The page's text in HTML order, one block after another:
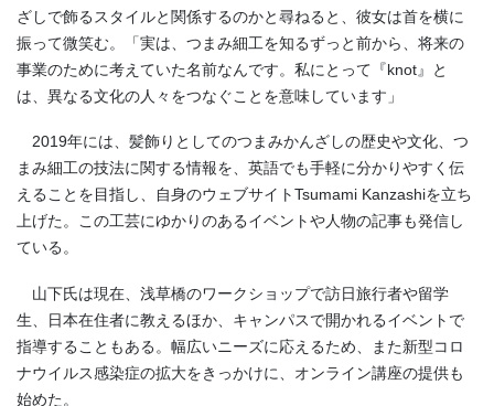
ざしで飾るスタイルと関係するのかと尋ねると、彼女は首を横に
振って微笑む。「実は、つまみ細工を知るずっと前から、将来の
事業のために考えていた名前なんです。私にとって『knot』と
は、異なる文化の人々をつなぐことを意味しています」
2019年には、髪飾りとしてのつまみかんざしの歴史や文化、つ
まみ細工の技法に関する情報を、英語でも手軽に分かりやすく伝
えることを目指し、自身のウェブサイトTsumami Kanzashiを立ち
上げた。この工芸にゆかりのあるイベントや人物の記事も発信し
ている。
山下氏は現在、浅草橋のワークショップで訪日旅行者や留学
生、日本在住者に教えるほか、キャンパスで開かれるイベントで
指導することもある。幅広いニーズに応えるため、また新型コロ
ナウイルス感染症の拡大をきっかけに、オンライン講座の提供も
始めた。